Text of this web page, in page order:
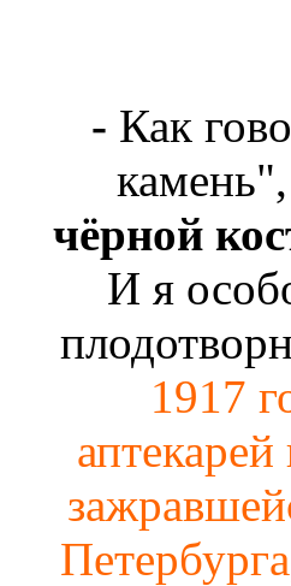
- Как
чёрной
И я
1917